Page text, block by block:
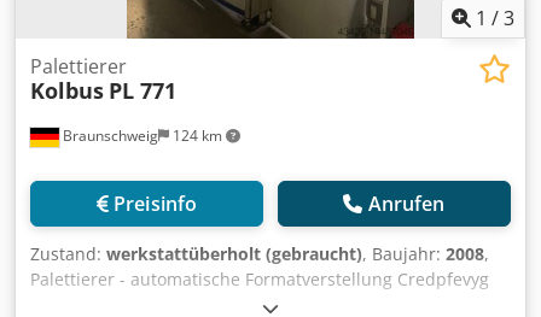
1 /3
Braunschweig 124 km
Palettierer
Kolbus PL 771
Preisinfo Anrufen
Zustand: werkstattüberholt (gebraucht), Baujahr: 2008,
Palettierer - automatische Formatverstellung Credpfevyg
Ehsx Ai Ijf - Produktzufuhr über Staurollenbahn -